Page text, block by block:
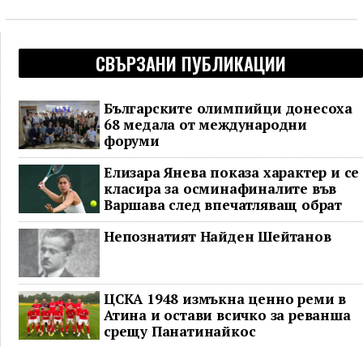
СВЪРЗАНИ ПУБЛИКАЦИИ
Българските олимпийци донесоха
68 медала от международни
форуми
Елизара Янева показа характер и се
класира за осминафиналите във
Варшава след впечатляващ обрат
Непознатият Найден Шейтанов
ЦСКА 1948 измъкна ценно реми в
Атина и остави всичко за реванша
срещу Панатинайкос